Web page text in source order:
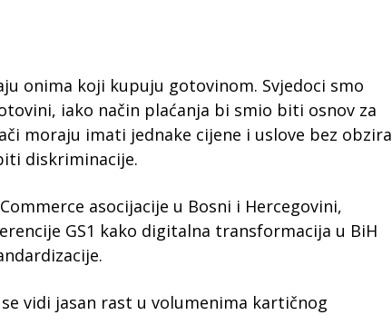
onima koji kupuju gotovinom. Svjedoci smo
iako način plaćanja bi smio biti osnov za
moraju imati jednake cijene i uslove bez obzira
diskriminacije.
asocijacije u Bosni i Hercegovini,
GS1 kako digitalna transformacija u BiH
vidi jasan rast u volumenima kartičnog